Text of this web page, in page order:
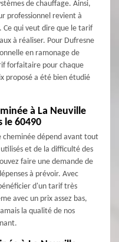
de chauffage. Ainsi,
professionnel revient à
Ce qui veut dire que le tarif
à réaliser. Pour Dufresne
en ramonage de
forfaitaire pour chaque
proposé a été bien étudié
à La Neuville
le 60490
cheminée dépend avant tout
et de la difficulté des
faire une demande de
à prévoir. Avec
d'un tarif très
avec un prix assez bas,
la qualité de nos